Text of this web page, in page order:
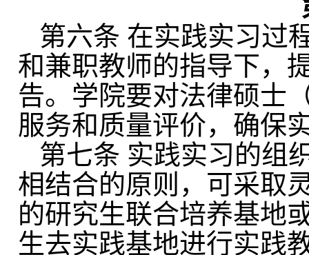
第六条 在实践实习过
和兼职教师的指导下，
告。 学院要对法律硕士
服务和质量评价，确保
第七条 实践实习的组
相结合的原则 ， 可采取
的研究生联合培养基地
生去实践基地进行实践